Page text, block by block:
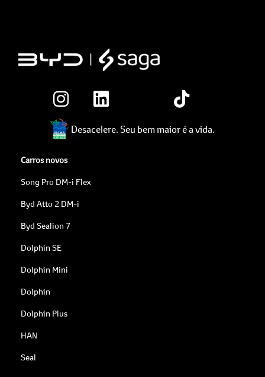
Desacelere. Seu bem maior é a vida.
Carros novos
Song Pro DM-i Flex
Byd Atto 2 DM-i
Byd Sealion 7
Dolphin SE
Dolphin Mini
Dolphin
Dolphin Plus
HAN
Seal
TAN